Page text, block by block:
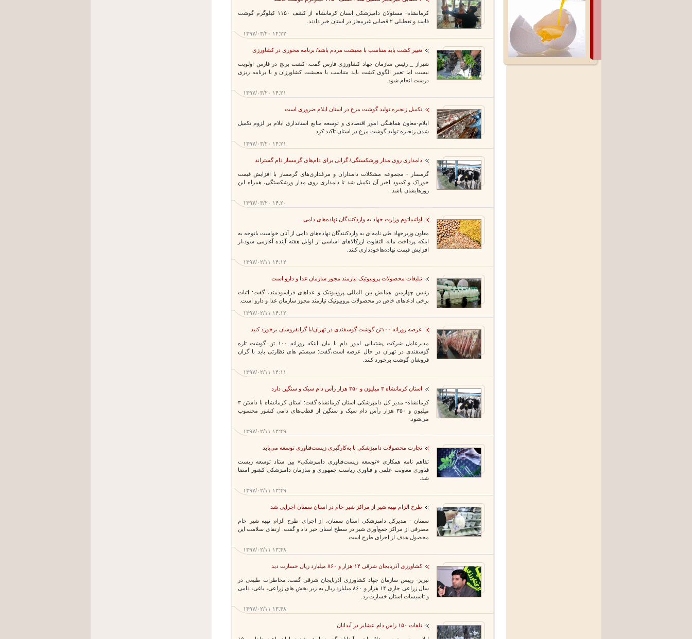
کرمانشاه- مسئولان دامپزشکی استان کرمانشاه از کشف ۱۱۵۰ کیلوگرم گوشت
فاسد و تعطیلی ۲ قصابی غیرمجاز در استان خبر دادند.
۱۳۹۷/۰۳/۲۰ ۱۴:۲۲
تغییر کشت باید متناسب با معیشت مردم باشد/ برنامه محوری در کشاورزی
شیراز _ رئیس سازمان جهاد کشاورزی فارس گفت: کشت برنج در فارس اولویت
نیست اما تغییر الگوی کشت باید متناسب با معیشت کشاورزان و با برنامه ریزی
درست انجام شود.
۱۳۹۷/۰۳/۲۰ ۱۴:۲۱
تکمیل زنجیره تولید گوشت مرغ در استان ایلام ضروری است
ایلام-معاون هماهنگی امور اقتصادی و توسعه منابع استانداری ایلام بر لزوم تکمیل
شدن زنجیره تولید گوشت مرغ در استان تاکید کرد.
۱۳۹۷/۰۳/۲۰ ۱۴:۲۱
دامداری روی مدار ورشکستگی/ گرانی برای دام‌های گرمسار دام گستراند
گرمسار - مجموعه مشکلات دامداران و مرغداری‌های گرمسار با افزایش قیمت
خوراک و کمبود اخیر آن تکمیل شد تا دامداری روی مدار ورشکستگی، همراه این
روزهایشان باشد.
۱۳۹۷/۰۳/۲۰ ۱۴:۲۰
اولتیماتوم وزارت جهاد به واردکنندگان نهاده‌های دامی
معاون وزیرجهاد طی نامه‌ای به واردکنندگان نهاده‌های دامی از آنان خواست باتوجه به
اینکه پرداخت مابه التفاوت ارزکالاهای اساسی از اوایل هفته آینده آغازمی شود،از
افزایش قیمت نهاده‌هاخودداری کنند.
۱۳۹۷/۰۲/۱۱ ۱۴:۱۲
تبلیغات محصولات پروبیوتیک نیازمند مجوز سازمان غذا و دارو است
رئیس چهارمین همایش بین المللی پروبیوتیک و غذاهای فراسودمند، گفت: اثبات
برخی ادعاهای خاص در محصولات پروبیوتیک نیازمند مجوز سازمان غذا و دارو است.
۱۳۹۷/۰۲/۱۱ ۱۴:۱۲
عرضه روزانه ۱۰۰تن گوشت گوسفندی در تهران/با گرانفروشان برخورد کنید
مدیرعامل شرکت پشتیبانی امور دام با بیان اینکه روزانه ۱۰۰ تن گوشت تازه
گوسفندی در تهران در حال عرضه است،گفت: سیستم های نظارتی باید با گران
فروشان گوشت برخورد کنند.
۱۳۹۷/۰۲/۱۱ ۱۴:۱۱
استان کرمانشاه ۳ میلیون و ۳۵۰ هزار رأس دام سبک و سنگین دارد
کرمانشاه- مدیر کل دامپزشکی استان کرمانشاه گفت: استان کرمانشاه با داشتن ۳
میلیون و ۳۵۰ هزار رأس دام سبک و سنگین از قطب‌های دامی کشور محسوب
می‌شود.
۱۳۹۷/۰۲/۱۱ ۱۳:۴۹
تجارت محصولات دامپزشکی با به‌کارگیری زیست‌فناوری توسعه می‌یابد
تفاهم نامه همکاری «توسعه زیست‌فناوری دامپزشکی» بین ستاد توسعه زیست
فناوری معاونت علمی و فناوری ریاست جمهوری و سازمان دامپزشکی کشور امضا
شد.
۱۳۹۷/۰۲/۱۱ ۱۳:۴۹
طرح الزام تهیه شیر از مراکز شیر خام در استان سمنان اجرایی شد
سمنان - مدیرکل دامپزشکی استان سمنان، از اجرای طرح الزام تهیه شیر خام
مصرفی از مراکز جمع‌آوری شیر در سطح استان خبر داد و گفت: ارتقای سلامت این
محصول هدف از اجرای طرح است.
۱۳۹۷/۰۲/۱۱ ۱۳:۴۸
کشاورزی آذربایجان شرقی ۱۴ هزار و ۸۶۰ میلیارد ریال خسارت دید
تبریز- رییس سازمان جهاد کشاورزی آذربایجان شرقی گفت: مخاطرات طبیعی در
سال زراعی جاری ۱۴ هزار و ۸۶۰ میلیارد ریال به زیر بخش های زراعی، باغی، دامی
و تاسیسات استان خسارت زد.
۱۳۹۷/۰۲/۱۱ ۱۳:۴۸
تلفات ۱۵۰ راس دام عشایر در آبدانان